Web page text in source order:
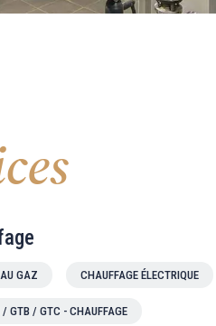
GAZ CHAUFFAGE ÉLECTRIQUE
/ GTB / GTC - CHAUFFAGE